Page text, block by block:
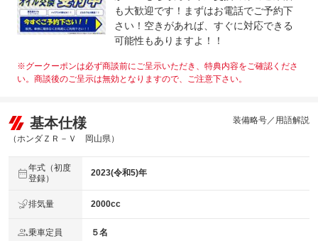
も大歓迎です！まずはお電話でご予約下
さい！空きがあれば、すぐに対応できる
可能性もありますよ！！
※グークーポンは必ず商談前にご呈示いただき、特典内容をご確認くださ
い。商談後のご呈示は無効となりますので、ご注意下さい。
基本仕様
（ホンダＺＲ－Ｖ 岡山県）
装備略号／用語解説
年式（初度
登録）
2023(令和5)年
排気量 2000cc
乗車定員 ５名